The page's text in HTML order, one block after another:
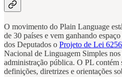
O movimento do Plain Language
de 30 países e vem ganhando
dos Deputados o Projeto de Lei
Nacional de Linguagem Simples nos
administração pública. O PL contém
definições, diretrizes e orientações